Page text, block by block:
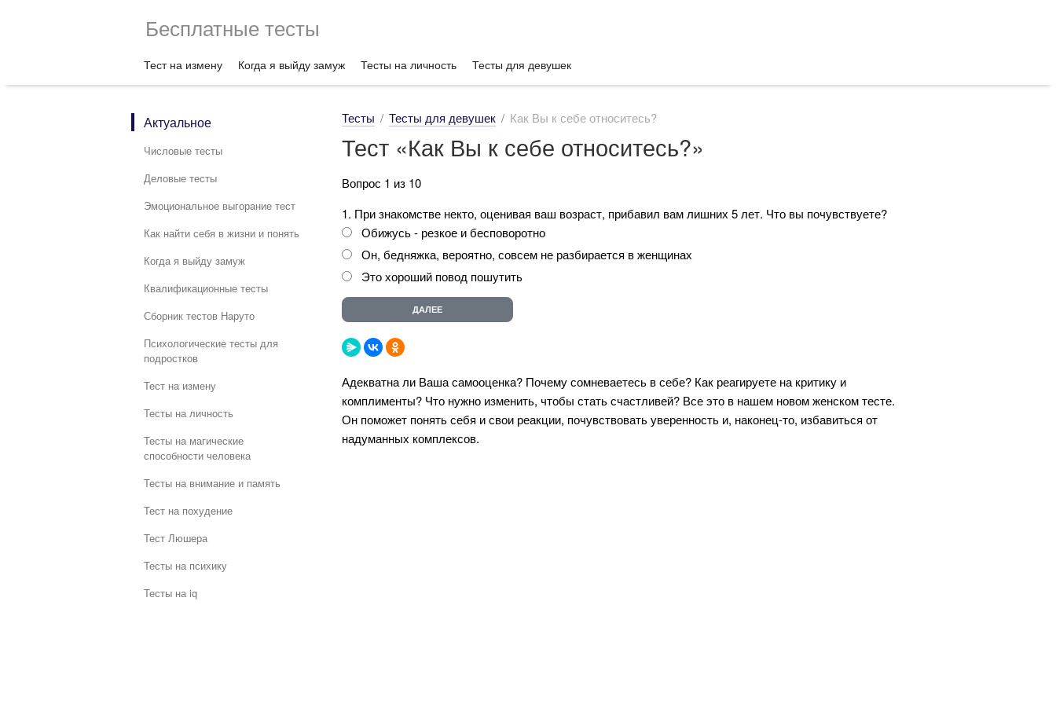
Бесплатные тесты
Тест на измену Когда я выйду замуж Тесты на личность Тесты для девушек
Актуальное
Числовые тесты
Деловые тесты
Эмоциональное выгорание тест
Как найти себя в жизни и понять
Когда я выйду замуж
Квалификационные тесты
Сборник тестов Наруто
Психологические тесты для
подростков
Тест на измену
Тесты на личность
Тесты на магические
способности человека
Тесты на внимание и память
Тест на похудение
Тест Люшера
Тесты на психику
Тесты на iq
Тесты Тесты для девушек Как Вы к себе относитесь?
Тест «Как Вы к себе относитесь?»
Вопрос 1 из 10
1. При знакомстве некто, оценивая ваш возраст, прибавил вам лишних 5 лет. Что вы почувствуете?
Обижусь - резкое и бесповоротно
Он, бедняжка, вероятно, совсем не разбирается в женщинах
Это хороший повод пошутить
Адекватна ли Ваша самооценка? Почему сомневаетесь в себе? Как реагируете на критику и
комплименты? Что нужно изменить, чтобы стать счастливей? Все это в нашем новом женском тесте.
Он поможет понять себя и свои реакции, почувствовать уверенность и, наконец-то, избавиться от
надуманных комплексов.